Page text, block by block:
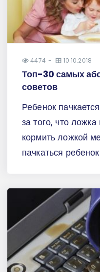
4474 10.10.2018
Топ-30 самых
советов
Ребенок
за того, что
кормить ложкой
пачкаться